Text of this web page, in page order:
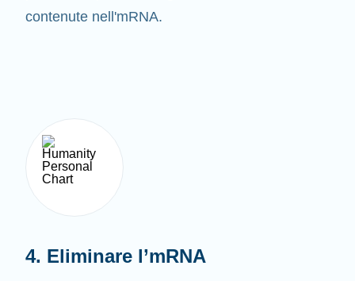
contenute nell'mRNA.
4. Eliminare l’mRNA